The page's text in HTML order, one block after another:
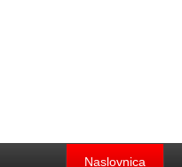
Naslovnica